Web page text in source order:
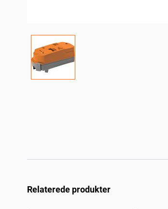
Relaterede produkter